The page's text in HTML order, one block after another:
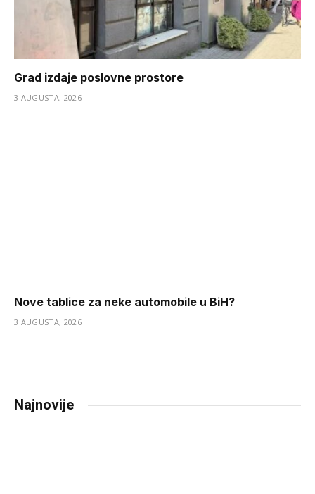
Grad izdaje poslovne prostore
3 AUGUSTA, 2026
Nove tablice za neke automobile u BiH?
3 AUGUSTA, 2026
Najnovije